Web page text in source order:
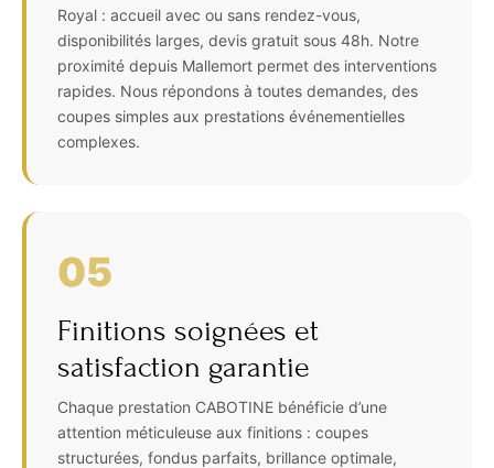
Royal : accueil avec ou sans rendez-vous,
disponibilités larges, devis gratuit sous 48h. Notre
proximité depuis Mallemort permet des interventions
rapides. Nous répondons à toutes demandes, des
coupes simples aux prestations événementielles
complexes.
05
Finitions soignées et
satisfaction garantie
Chaque prestation CABOTINE bénéficie d’une
attention méticuleuse aux finitions : coupes
structurées, fondus parfaits, brillance optimale,